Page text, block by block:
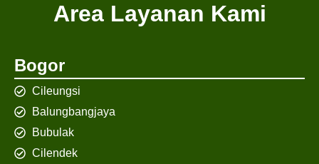
Area Layanan Kami
Bogor
Cileungsi
Balungbangjaya
Bubulak
Cilendek